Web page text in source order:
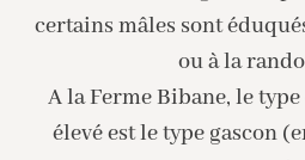
certains mâles sont
ou à la
A la Ferme Bibane, le type
élevé est le type gascon